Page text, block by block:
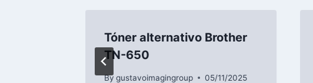
Tóner alternativo Brother
TN-650
By gustavoimagingroup 05/11/2025